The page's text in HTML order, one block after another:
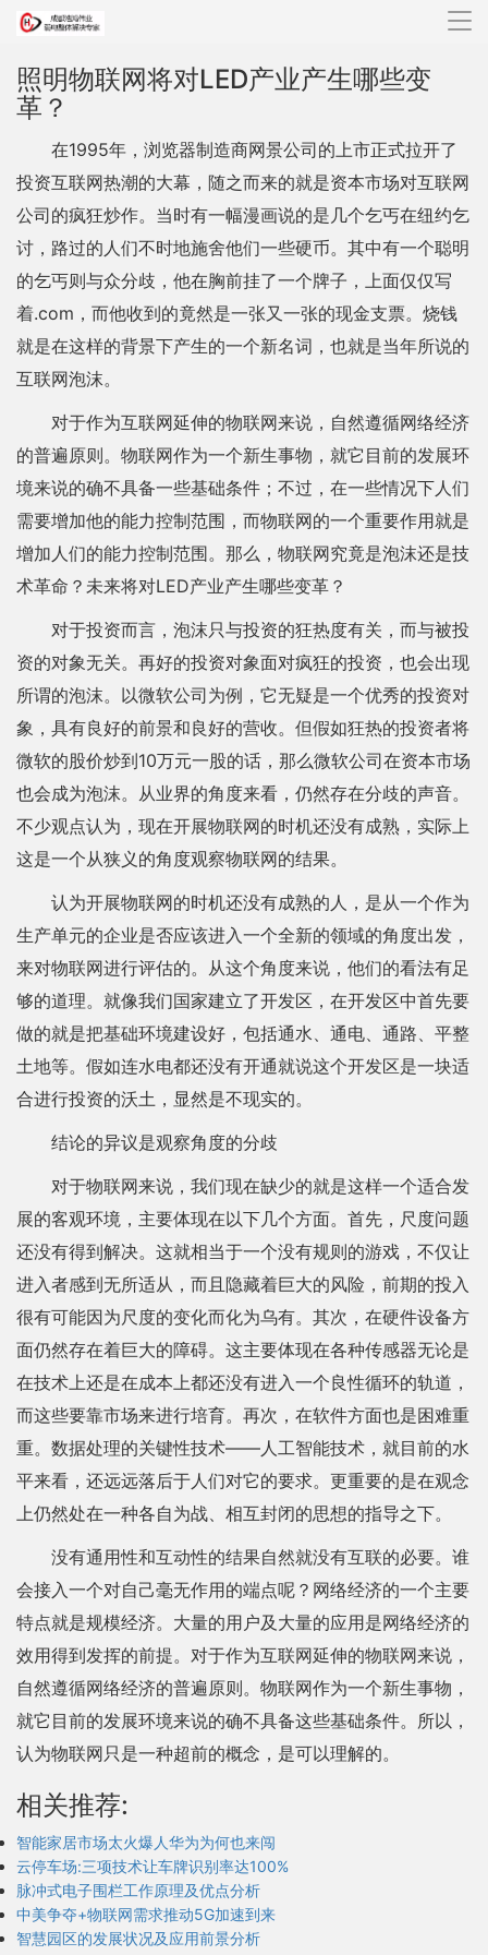
导
照明物联网将对LED产业产生哪些变
革？
在1995年，浏览器制造商网景公司的上市正式拉开了
投资互联网热潮的大幕，随之而来的就是资本市场对互联网
公司的疯狂炒作。当时有一幅漫画说的是几个乞丐在纽约乞
讨，路过的人们不时地施舍他们一些硬币。其中有一个聪明
的乞丐则与众分歧，他在胸前挂了一个牌子，上面仅仅写
着.com，而他收到的竟然是一张又一张的现金支票。烧钱
就是在这样的背景下产生的一个新名词，也就是当年所说的
互联网泡沫。
对于作为互联网延伸的物联网来说，自然遵循网络经济
的普遍原则。物联网作为一个新生事物，就它目前的发展环
境来说的确不具备一些基础条件；不过，在一些情况下人们
需要增加他的能力控制范围，而物联网的一个重要作用就是
增加人们的能力控制范围。那么，物联网究竟是泡沫还是技
术革命？未来将对LED产业产生哪些变革？
对于投资而言，泡沫只与投资的狂热度有关，而与被投
资的对象无关。再好的投资对象面对疯狂的投资，也会出现
所谓的泡沫。以微软公司为例，它无疑是一个优秀的投资对
象，具有良好的前景和良好的营收。但假如狂热的投资者将
微软的股价炒到10万元一股的话，那么微软公司在资本市场
也会成为泡沫。从业界的角度来看，仍然存在分歧的声音。
不少观点认为，现在开展物联网的时机还没有成熟，实际上
这是一个从狭义的角度观察物联网的结果。
认为开展物联网的时机还没有成熟的人，是从一个作为
生产单元的企业是否应该进入一个全新的领域的角度出发，
来对物联网进行评估的。从这个角度来说，他们的看法有足
够的道理。就像我们国家建立了开发区，在开发区中首先要
做的就是把基础环境建设好，包括通水、通电、通路、平整
土地等。假如连水电都还没有开通就说这个开发区是一块适
合进行投资的沃土，显然是不现实的。
结论的异议是观察角度的分歧
对于物联网来说，我们现在缺少的就是这样一个适合发
展的客观环境，主要体现在以下几个方面。首先，尺度问题
还没有得到解决。这就相当于一个没有规则的游戏，不仅让
进入者感到无所适从，而且隐藏着巨大的风险，前期的投入
很有可能因为尺度的变化而化为乌有。其次，在硬件设备方
面仍然存在着巨大的障碍。这主要体现在各种传感器无论是
在技术上还是在成本上都还没有进入一个良性循环的轨道，
而这些要靠市场来进行培育。再次，在软件方面也是困难重
重。数据处理的关键性技术——人工智能技术，就目前的水
平来看，还远远落后于人们对它的要求。更重要的是在观念
上仍然处在一种各自为战、相互封闭的思想的指导之下。
没有通用性和互动性的结果自然就没有互联的必要。谁
会接入一个对自己毫无作用的端点呢？网络经济的一个主要
特点就是规模经济。大量的用户及大量的应用是网络经济的
效用得到发挥的前提。对于作为互联网延伸的物联网来说，
自然遵循网络经济的普遍原则。物联网作为一个新生事物，
就它目前的发展环境来说的确不具备这些基础条件。所以，
认为物联网只是一种超前的概念，是可以理解的。
相关推荐:
智能家居市场太火爆人华为为何也来闯
云停车场:三项技术让车牌识别率达100%
脉冲式电子围栏工作原理及优点分析
中美争夺+物联网需求推动5G加速到来
智慧园区的发展状况及应用前景分析